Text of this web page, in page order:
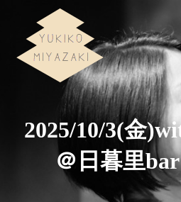
2025/10/3(金
＠日暮里